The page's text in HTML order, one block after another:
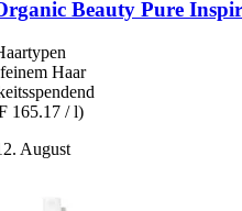
Beauty Pure
Haar
165.17 / l)
August